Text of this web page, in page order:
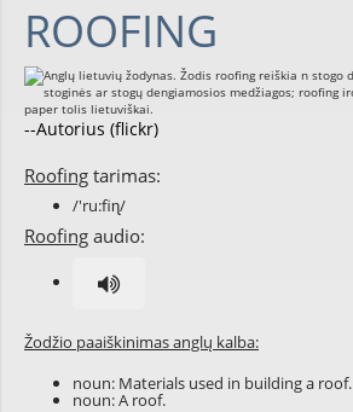
ROOFING
--Autorius (flickr)
Roofing tarimas:
/'ru:fiɳ/
Roofing audio:
Žodžio paaiškinimas anglų kalba:
noun: Materials used in building a roof.
noun: A roof.